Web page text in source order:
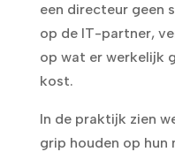
een directeur geen
op de IT-partner,
op wat er werkelijk
kost.
In de praktijk zien
grip houden op hun